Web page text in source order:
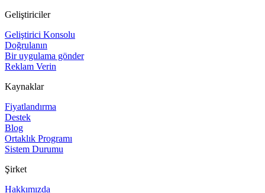
Geliştiriciler
Geliştirici Konsolu
Doğrulanın
Bir uygulama gönder
Reklam Verin
Kaynaklar
Fiyatlandırma
Destek
Blog
Ortaklık Programı
Sistem Durumu
Şirket
Hakkımızda